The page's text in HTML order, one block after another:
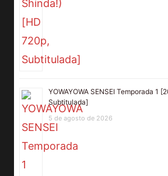
YOWAYOWA SENSEI Temporada 1
Subtitulada]
5 de agosto de 2026